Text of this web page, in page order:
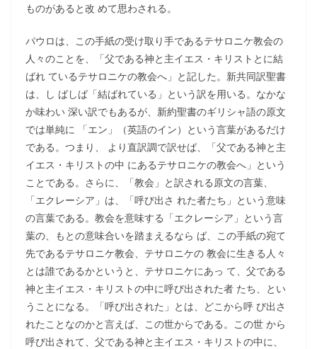
ものがあると改 めて思わされる。
パウロは、この手紙の受け取り手であるテサロニケ教会の
人々のことを、「父である神と主イエス・キリストとに結
ばれ ているテサロニケの教会へ」と記した。新共同訳聖書
は、し ばしば「結ばれている」という訳を用いる。なかな
か味わい 深い訳でもあるが、新約聖書のギリシャ語の原文
では単純に 「エン」（英語のイン）という言葉があるだけ
である。つまり、 より直訳調で訳せば、「父である神と主
イエス・キリストの中 にあるテサロニケの教会へ」という
ことである。さらに、「教会」と訳される原文の言葉、
「エクレーシア」は、「呼び出さ れた者たち」という意味
の言葉である。教会を意味する「エクレーシア」という言
葉の、もとの意味合いを踏まえるなら ば、この手紙の宛て
先であるテサロニケ教会、テサロニケの 教会に生きる人々
とは誰であるかというと、テサロニケにあっ て、父である
神と主イエス・キリストの中に呼び出された者 たち、とい
うことになる。「呼び出された」とは、どこから呼 び出さ
れたことなのかと言えば、この世からである。この世 から
呼び出されて、父である神と主イエス・キリストの中に、